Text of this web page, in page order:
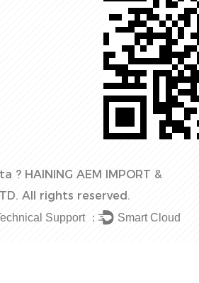
? HAINING AEM IMPORT &
All rights reserved.
Support ： Smart Cloud